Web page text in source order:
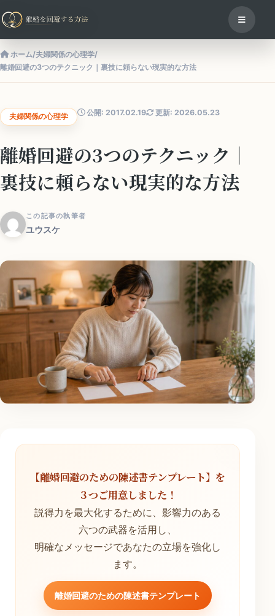
ホーム/夫婦関係の心理学/
離婚回避の3つのテクニック｜裏技に頼らない現実的な方法
夫婦関係の心理学 公開: 2017.02.19 更新: 2026.05.23
離婚回避の3つのテクニック｜
裏技に頼らない現実的な方法
この記事の執筆者
ユウスケ
【離婚回避のための陳述書テンプレート】を
３つご用意しました！
説得力を最大化するために、影響力のある
六つの武器を活用し、
明確なメッセージであなたの立場を強化し
ます。
離婚回避のための陳述書テンプレート